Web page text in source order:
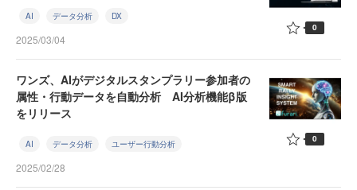
AI データ分析 DX
2025/03/04
0
ワンズ、AIがデジタルスタンプラリー参加者の
属性・行動データを自動分析 AI分析機能β版
をリリース
AI データ分析 ユーザー行動分析
2025/02/28
0